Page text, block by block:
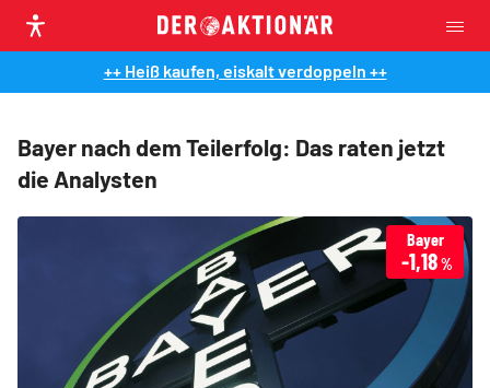
++ Heiß kaufen, eiskalt verdoppeln ++
Bayer nach dem Teilerfolg: Das raten jetzt
die Analysten
Bayer
-1,18%